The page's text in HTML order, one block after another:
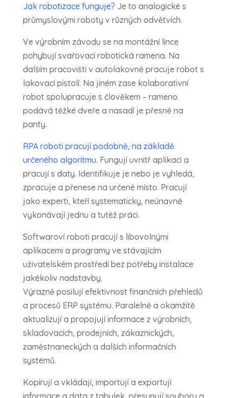
Jak robotizace funguje? Je to analogické s
průmyslovými roboty v různých odvětvích.
Ve výrobním závodu se na montážní lince
pohybují svařovací robotická ramena. Na
dalším pracovišti v autolakovně pracuje robot s
lakovací pistolí. Na jiném zase kolaborativní
robot spolupracuje s člověkem – rameno
podává těžké dveře a nasadí je přesně na
panty.
RPA roboti pracují podobně, na základě
určeného algoritmu. Fungují uvnitř aplikací a
pracují s daty. Identifikuje je nebo je vyhledá,
zpracuje a přenese na určené místo. Pracují
jako experti, kteří systematicky, neúnavně
vykonávají jednu a tutéž práci.
Softwaroví roboti pracují s libovolnými
aplikacemi a programy ve stávajícím
uživatelském prostředí bez potřeby instalace
jakékoliv nadstavby.
Výrazně posilují efektivnost finančních přehledů
a procesů ERP systému. Paralelně a okamžitě
aktualizují a propojují informace z výrobních,
skladovacích, prodejních, zákaznických,
zaměstnaneckých a dalších informačních
systémů.
Kopírují a vkládají, importují a exportují